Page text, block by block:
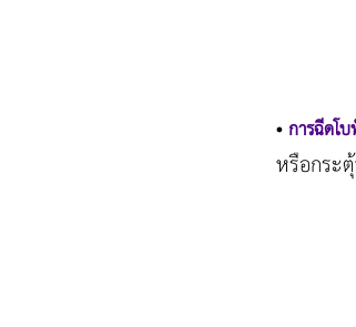
• การฉีดโ
หรือกระ